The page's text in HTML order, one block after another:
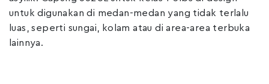
untuk digunakan di medan-medan yang tidak terlalu
luas, seperti sungai, kolam atau di area-area terbuka
lainnya.